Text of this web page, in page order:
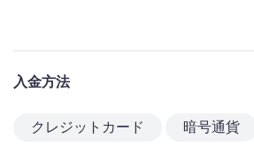
入金方法
クレジットカード 暗号通貨